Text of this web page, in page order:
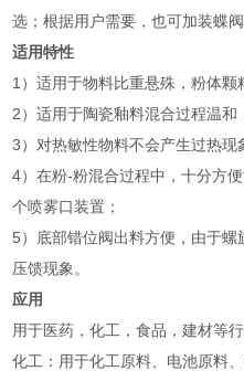
选；根据用户需要，也可加装蝶
适用特性
1）适用于物料比重悬殊，粉体颗
2）适用于陶瓷釉料混合过程温和
3）对热敏性物料不会产生过热现
4）在粉-粉混合过程中，十分方
个喷雾口装置；
5）底部错位阀出料方便，由于
压馈现象。
应用
用于医药，化工，食品，建材等
化工‌：用于化工原料、电池原料